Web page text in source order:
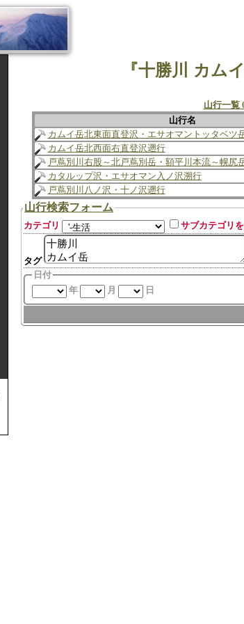
『十勝川 カム
山行一覧
山行名
カムイ岳北東面直登沢・エサオマントッタベツ
カムイ岳北西面右直登沢遡行
戸蔦別川右股～北戸蔦別岳・額平川本流～幌尻
カタルップ沢・エサオマン入ノ沢溯行
戸蔦別川八ノ沢・十ノ沢遡行
山行検索フォーム
カテゴリ サブカテゴリ
タグ
日付
年
月 日